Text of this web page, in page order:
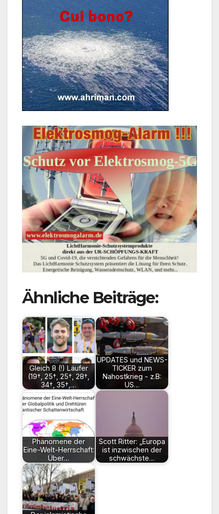
Ähnliche Beiträge:
Gleich 8 (!) Läufer
(19†, 25†, 25†, 28†,
34†, 35†,…
UPDATES und NEWS-
TICKER zum
Nahostkrieg - z.B:
US…
Phänomene der
Eine-Welt-Herrschaft:
Über…
Scott Ritter: „Europa
ist inzwischen der
schwächste…